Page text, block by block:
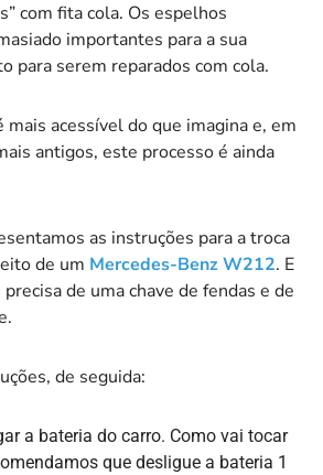
com fita cola. Os espelhos
importantes para a sua
para serem reparados com cola.
acessível do que imagina e, em
antigos, este processo é ainda
as instruções para a troca
de um Mercedes-Benz W212. E
de uma chave de fendas e de
de seguida:
a bateria do carro. Como vai tocar
que desligue a bateria 1